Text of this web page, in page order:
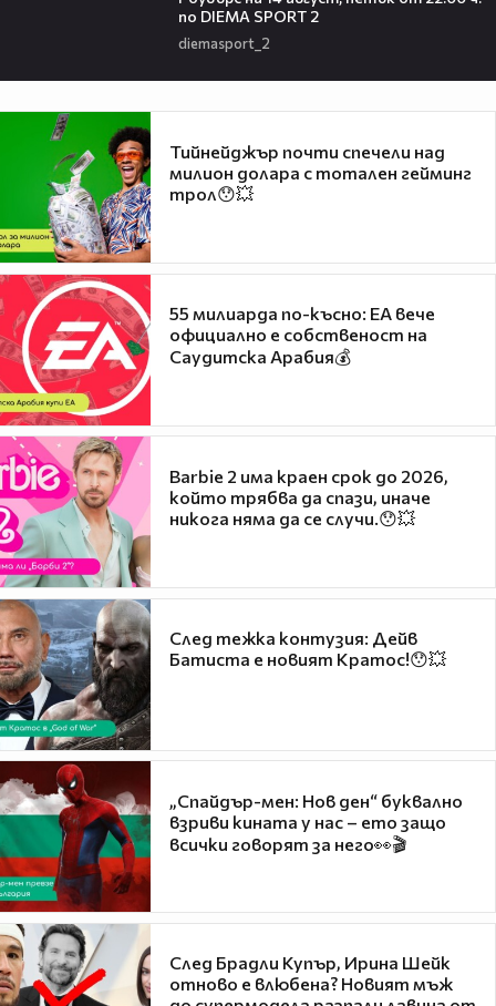
по DIEMA SPORT 2
diemasport_2
Тийнейджър почти спечели над
милион долара с тотален гейминг
трол😯💥
55 милиарда по-късно: EA вече
официално е собственост на
Саудитска Арабия💰
Barbie 2 има краен срок до 2026,
който трябва да спази, иначе
никога няма да се случи.😯💥
След тежка контузия: Дейв
Батиста е новият Кратос!😯💥
„Спайдър-мен: Нов ден“ буквално
взриви кината у нас – ето защо
всички говорят за него👀🎬
След Брадли Купър, Ирина Шейк
отново е влюбена? Новият мъж